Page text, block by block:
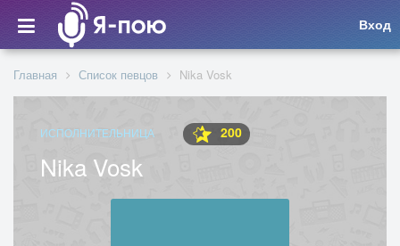
Вход
Главная Список певцов Nika Vosk
ИСПОЛНИТЕЛЬНИЦА 200
Nika Vosk